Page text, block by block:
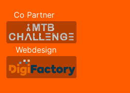
Partner